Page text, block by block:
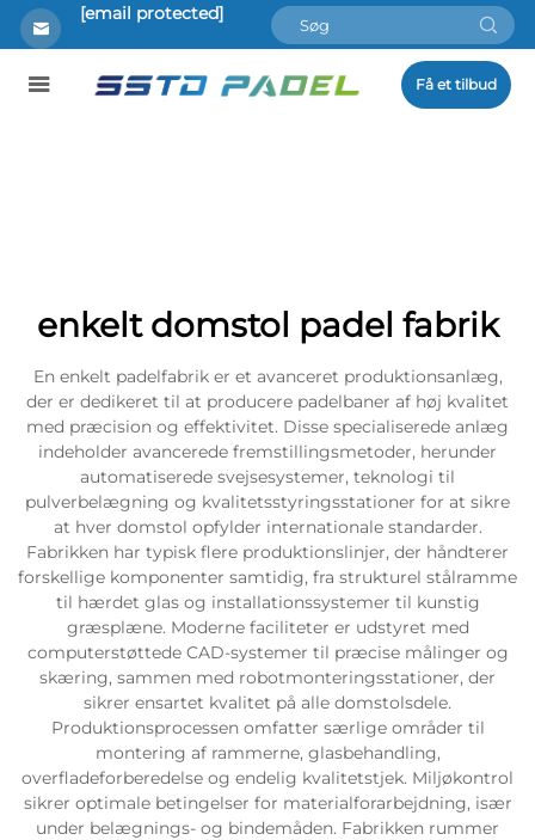
[email protected]
Få et tilbud
enkelt domstol padel fabrik
En enkelt padelfabrik er et avanceret produktionsanlæg,
der er dedikeret til at producere padelbaner af høj kvalitet
med præcision og effektivitet. Disse specialiserede anlæg
indeholder avancerede fremstillingsmetoder, herunder
automatiserede svejsesystemer, teknologi til
pulverbelægning og kvalitetsstyringsstationer for at sikre
at hver domstol opfylder internationale standarder.
Fabrikken har typisk flere produktionslinjer, der håndterer
forskellige komponenter samtidig, fra strukturel stålramme
til hærdet glas og installationssystemer til kunstig
græsplæne. Moderne faciliteter er udstyret med
computerstøttede CAD-systemer til præcise målinger og
skæring, sammen med robotmonteringsstationer, der
sikrer ensartet kvalitet på alle domstolsdele.
Produktionsprocessen omfatter særlige områder til
montering af rammerne, glasbehandling,
overfladeforberedelse og endelig kvalitetstjek. Miljøkontrol
sikrer optimale betingelser for materialforarbejdning, især
under belægnings- og bindemåden. Fabrikken rummer